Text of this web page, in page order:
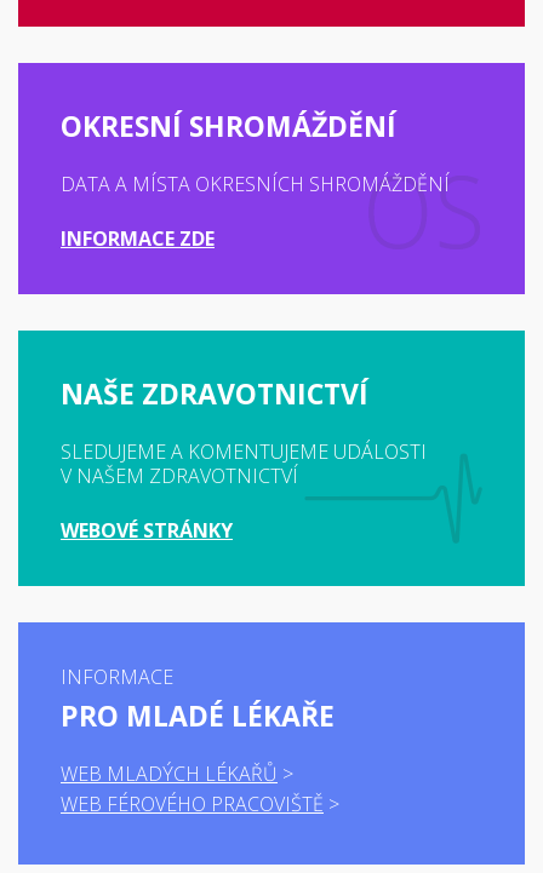
OKRESNÍ SHROMÁŽDĚNÍ
DATA A MÍSTA OKRESNÍCH SHROMÁŽDĚNÍ
INFORMACE ZDE
NAŠE ZDRAVOTNICTVÍ
SLEDUJEME A KOMENTUJEME UDÁLOSTI
V NAŠEM ZDRAVOTNICTVÍ
WEBOVÉ STRÁNKY
INFORMACE
PRO MLADÉ LÉKAŘE
WEB MLADÝCH LÉKAŘŮ
WEB FÉROVÉHO PRACOVIŠTĚ